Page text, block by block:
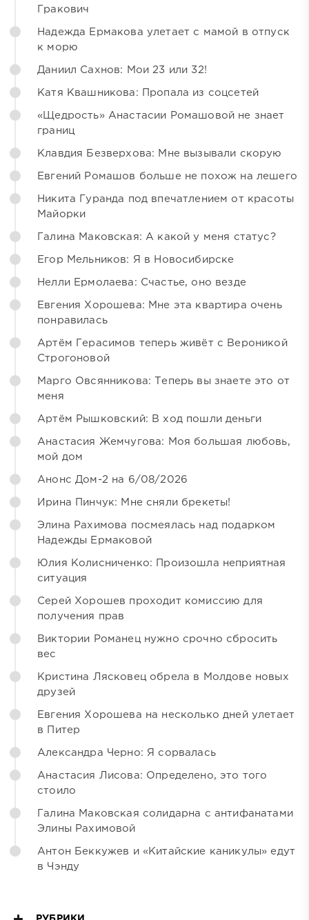
Гракович
Надежда Ермакова улетает с мамой в отпуск
к морю
Даниил Сахнов: Мои 23 или 32!
Катя Квашникова: Пропала из соцсетей
«Щедрость» Анастасии Ромашовой не знает
границ
Клавдия Безверхова: Мне вызывали скорую
Евгений Ромашов больше не похож на лешего
Никита Гуранда под впечатлением от красоты
Майорки
Галина Маковская: А какой у меня статус?
Егор Мельников: Я в Новосибирске
Нелли Ермолаева: Счастье, оно везде
Евгения Хорошева: Мне эта квартира очень
понравилась
Артём Герасимов теперь живёт с Вероникой
Строгоновой
Марго Овсянникова: Теперь вы знаете это от
меня
Артём Рышковский: В ход пошли деньги
Анастасия Жемчугова: Моя большая любовь,
мой дом
Анонс Дом-2 на 6/08/2026
Ирина Пинчук: Мне сняли брекеты!
Элина Рахимова посмеялась над подарком
Надежды Ермаковой
Юлия Колисниченко: Произошла неприятная
ситуация
Серей Хорошев проходит комиссию для
получения прав
Виктории Романец нужно срочно сбросить
вес
Кристина Лясковец обрела в Молдове новых
друзей
Евгения Хорошева на несколько дней улетает
в Питер
Александра Черно: Я сорвалась
Анастасия Лисова: Определено, это того
стоило
Галина Маковская солидарна с антифанатами
Элины Рахимовой
Антон Беккужев и «Китайские каникулы» едут
в Чэнду